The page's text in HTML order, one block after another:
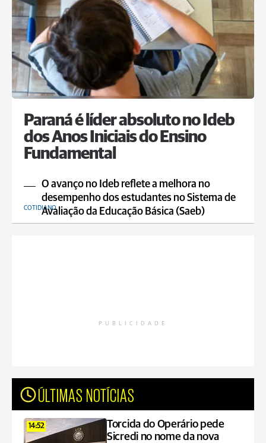
Paraná é líder absoluto no Ideb
dos Anos Iniciais do Ensino
Fundamental
O avanço no Ideb reflete a melhora no
desempenho dos estudantes no Sistema de
Avaliação da Educação Básica (Saeb)
COTIDIANO
PUBLICIDADE
ÚLTIMAS NOTÍCIAS
14:52
Torcida do Operário pede
Sicredi no nome da nova